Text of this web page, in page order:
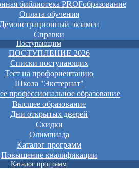
библиотека PROFобразование
Оплата обучения
экзамен
Справки
Поступающим
ПОСТУПЛЕНИЕ 2026
Списки поступающих
Тест на профориентацию
Школа "Экстернат"
профессиональное образование
Высшее образование
Дни открытых дверей
Скидки
Олимпиада
Каталог программ
Повышение квалификации
Каталог программ